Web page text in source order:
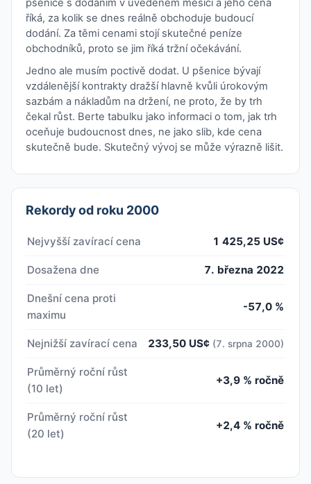
pšenice s dodáním v uvedeném měsíci a jeho cena
říká, za kolik se dnes reálně obchoduje budoucí
dodání. Za těmi cenami stojí skutečné peníze
obchodníků, proto se jim říká tržní očekávání.
Jedno ale musím poctivě dodat. U pšenice bývají
vzdálenější kontrakty dražší hlavně kvůli úrokovým
sazbám a nákladům na držení, ne proto, že by trh
čekal růst. Berte tabulku jako informaci o tom, jak trh
oceňuje budoucnost dnes, ne jako slib, kde cena
skutečně bude. Skutečný vývoj se může výrazně lišit.
Rekordy od roku 2000
Nejvyšší zavírací cena 1 425,25 US¢
Dosažena dne 7. března 2022
Dnešní cena proti
maximu
-57,0 %
Nejnižší zavírací cena 233,50 US¢ (7. srpna 2000)
Průměrný roční růst
(10 let)
+3,9 % ročně
Průměrný roční růst
(20 let)
+2,4 % ročně